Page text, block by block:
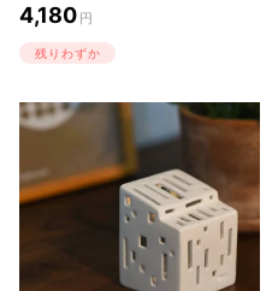
4,180 円
残りわずか